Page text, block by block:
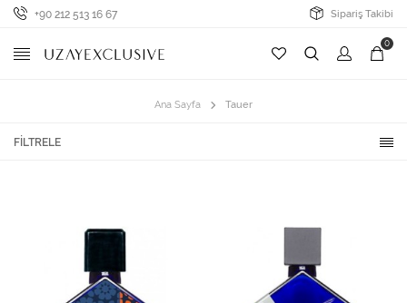
+90 212 513 16 67 Sipariş Takibi
0
Ana Sayfa Tauer
FILTRELE